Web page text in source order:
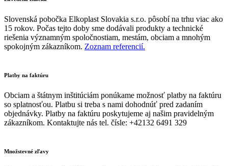
Slovenská pobočka Elkoplast Slovakia s.r.o. pôsobí na trhu viac ako
15 rokov. Počas tejto doby sme dodávali produkty a technické
riešenia významným spoločnostiam, mestám, obciam a mnohým
spokojným zákazníkom. Zoznam referencií.
Platby na faktúru
Obciam a štátnym inštitúciám ponúkame možnosť platby na faktúru
so splatnosťou. Platbu si treba s nami dohodnúť pred zadaním
objednávky. Platby na faktúru poskytujeme aj našim pravidelným
zákazníkom. Kontaktujte nás tel. čísle: +42132 6491 329
Množstevné zľavy